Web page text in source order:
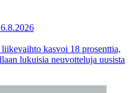
6.8.2026
kasvoi 18 prosenttia,
lukuisia neuvotteluja uusista